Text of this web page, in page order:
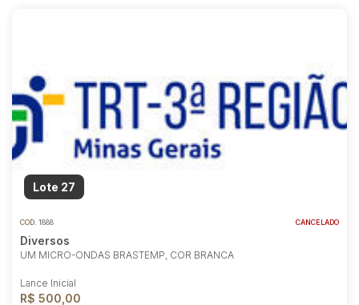
Lote 27
COD. 1888 CANCELADO
Diversos
UM MICRO-ONDAS BRASTEMP, COR BRANCA
Lance Inicial
R$ 500,00